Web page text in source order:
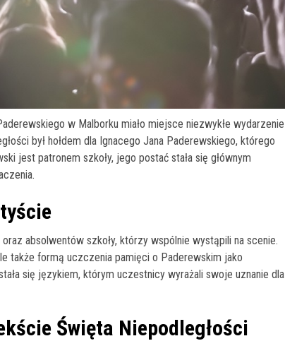
w Malborku miało miejsce niezwykłe wydarzenie
był hołdem dla Ignacego Jana Paderewskiego, którego
jest patronem szkoły, jego postać stała się głównym
absolwentów szkoły, którzy wspólnie wystąpili na scenie.
także formą uczczenia pamięci o Paderewskim jako
się językiem, którym uczestnicy wyrażali swoje uznanie dla
Święta Niepodległości